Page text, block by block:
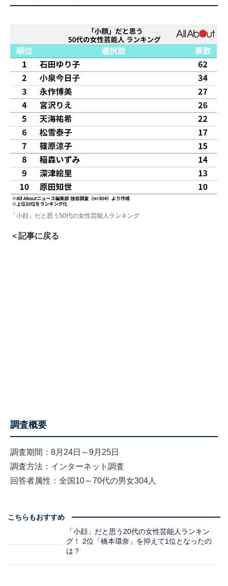
「小顔」だと思う50代の女性芸能人ランキング
＜記事に戻る
調査概要
調査期間：8月24日～9月25日
調査方法：インターネット調査
回答者属性：全国10～70代の男女304人
こちらもおすすめ
「小顔」だと思う20代の女性芸能人ランキン
グ！ 2位「橋本環奈」を抑えて1位となったの
は？